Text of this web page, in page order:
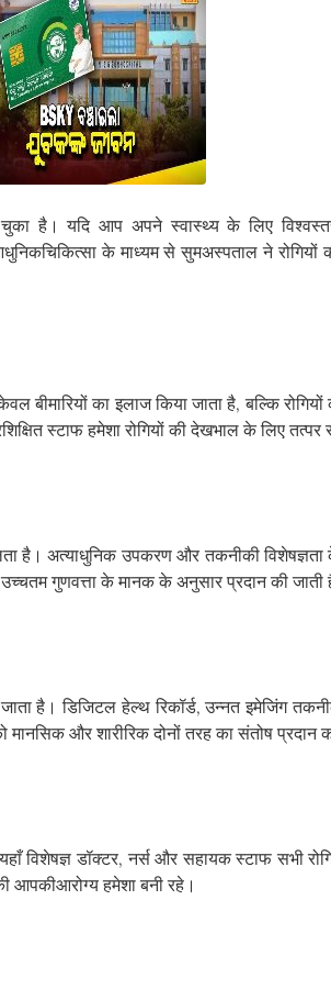
है। यदि आप अपने स्वास्थ्य के लिए
के माध्यम से सुमअस्पताल ने रोगियों
बीमारियों का इलाज किया जाता है, बल्कि
स्टाफ हमेशा रोगियों की देखभाल के लिए तत्पर
है। अत्याधुनिक उपकरण और तकनीकी
गुणवत्ता के मानक के अनुसार प्रदान की जाती
जाता है। डिजिटल हेल्थ रिकॉर्ड, उन्नत इमेजिंग
मानसिक और शारीरिक दोनों तरह का संतोष प्रदान
विशेषज्ञ डॉक्टर, नर्स और सहायक स्टाफ सभी
आपकीआरोग्य हमेशा बनी रहे।